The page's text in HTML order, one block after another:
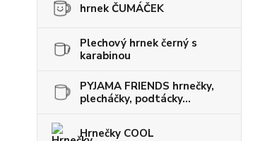
hrnek ČUMÁČEK
Plechový hrnek černý s
karabinou
PYJAMA FRIENDS hrnečky,
plecháčky, podtácky...
Hrnečky COOL